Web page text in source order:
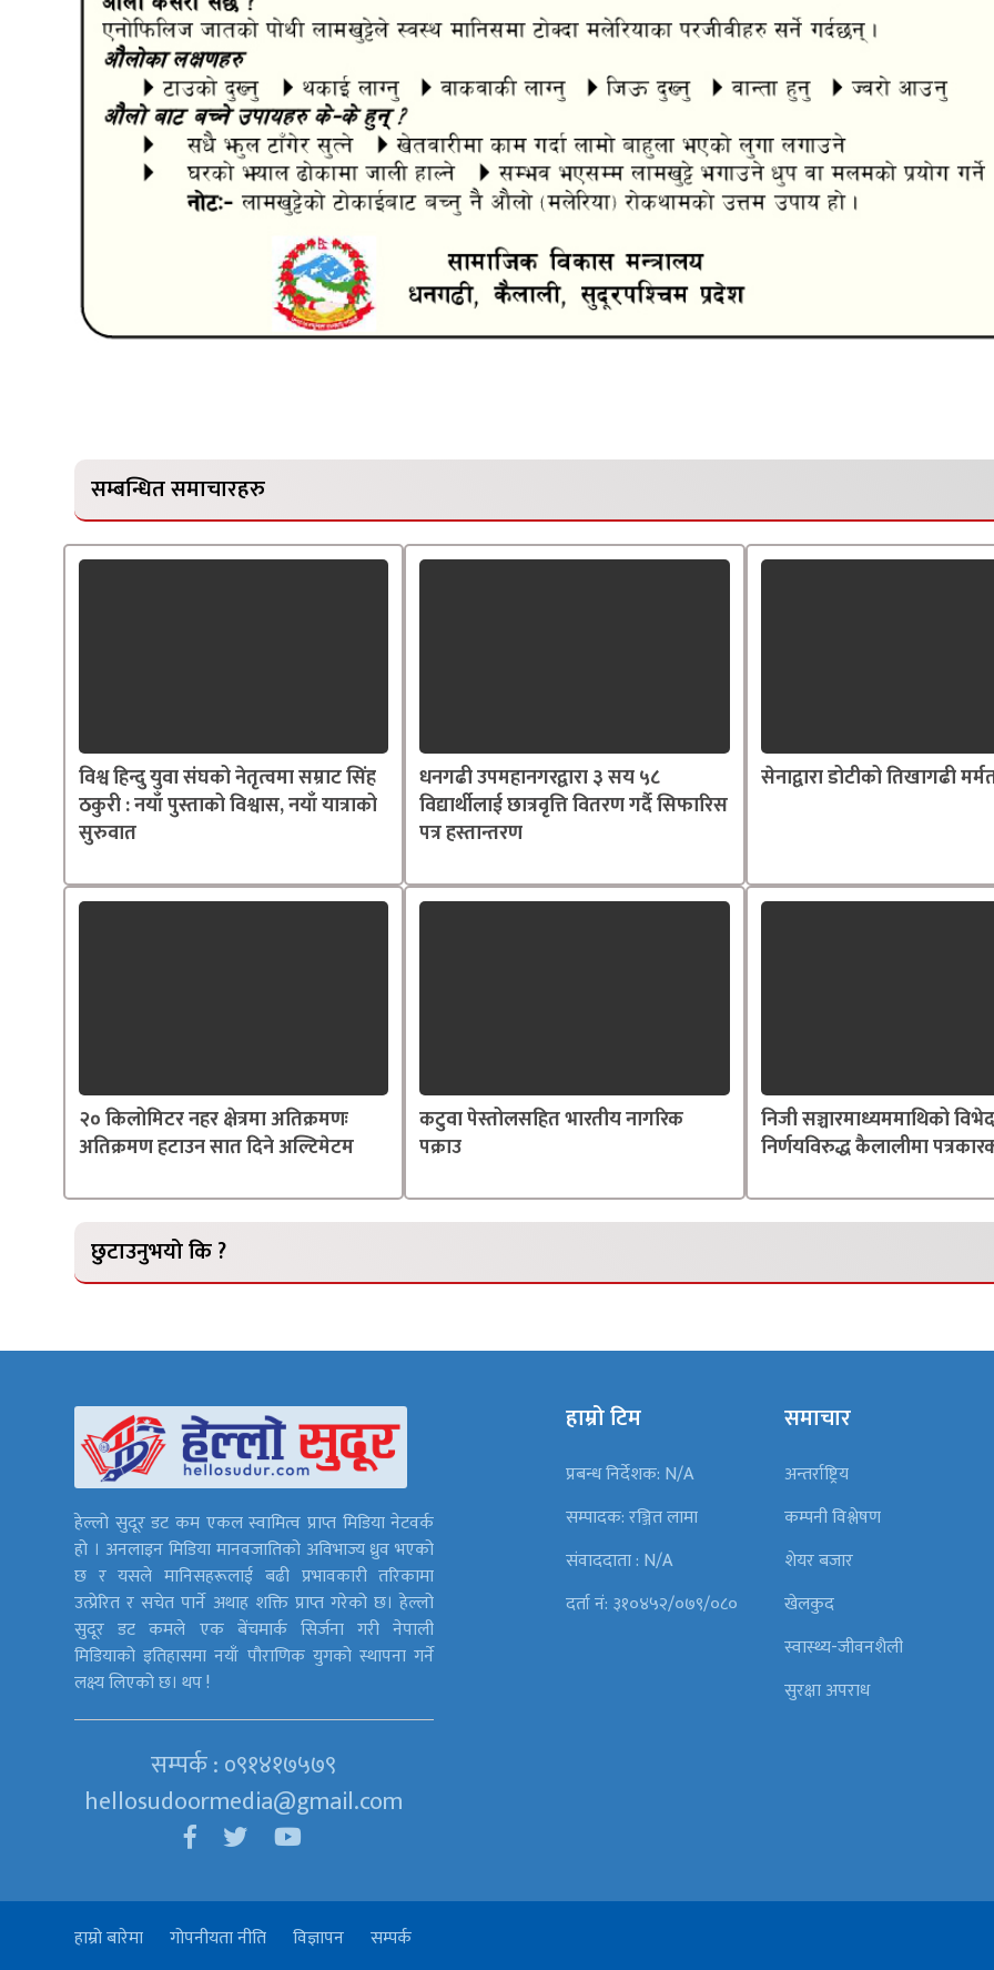
सम्बन्धित समाचारहरु
विश्व हिन्दु युवा संघको नेतृत्वमा सम्राट सिंह
ठकुरी : नयाँ पुस्ताको विश्वास, नयाँ यात्राको
सुरुवात
धनगढी उपमहानगरद्वारा ३ सय ५८
विद्यार्थीलाई छात्रवृत्ति वितरण गर्दै सिफारिस
पत्र हस्तान्तरण
सेनाद्वारा डोटीको तिखागढी
२० किलोमिटर नहर क्षेत्रमा अतिक्रमणः
अतिक्रमण हटाउन सात दिने अल्टिमेटम
कटुवा पेस्तोलसहित भारतीय नागरिक
पक्राउ
निजी सञ्चारमाध्यममाथिको
निर्णयविरुद्ध कैलालीमा
छुटाउनुभयो कि ?
हेल्लो सुदूर डट कम एकल स्वामित्व प्राप्त मिडिया नेटवर्क
हो । अनलाइन मिडिया मानवजातिको अविभाज्य ध्रुव भएको
छ र यसले मानिसहरूलाई बढी प्रभावकारी तरिकामा
उत्प्रेरित र सचेत पार्ने अथाह शक्ति प्राप्त गरेको छ। हेल्लो
सुदूर डट कमले एक बेंचमार्क सिर्जना गरी नेपाली
मिडियाको इतिहासमा नयाँ पौराणिक युगको स्थापना गर्ने
लक्ष्य लिएको छ। थप !
सम्पर्क : ०९१४१७५७९
hellosudoormedia@gmail.com
हाम्रो टिम
प्रबन्ध निर्देशक: N/A
सम्पादक: रञ्जित लामा
संवाददाता : N/A
दर्ता नं: ३१०४५२/०७९/०८०
समाचार
अन्तर्राष्ट्रिय
कम्पनी विश्लेषण
शेयर बजार
खेलकुद
स्वास्थ्य-जीवनशैली
सुरक्षा अपराध
हाम्रो बारेमा गोपनीयता नीति विज्ञापन सम्पर्क